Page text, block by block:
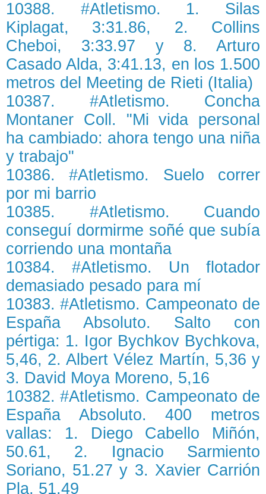
10388. #Atletismo. 1. Silas
Kiplagat, 3:31.86, 2. Collins
Cheboi, 3:33.97 y 8. Arturo
Casado Alda, 3:41.13, en los 1.500
metros del Meeting de Rieti (Italia)
10387. #Atletismo. Concha
Montaner Coll. "Mi vida personal
ha cambiado: ahora tengo una niña
y trabajo"
10386. #Atletismo. Suelo correr
por mi barrio
10385. #Atletismo. Cuando
conseguí dormirme soñé que subía
corriendo una montaña
10384. #Atletismo. Un flotador
demasiado pesado para mí
10383. #Atletismo. Campeonato de
España Absoluto. Salto con
pértiga: 1. Igor Bychkov Bychkova,
5,46, 2. Albert Vélez Martín, 5,36 y
3. David Moya Moreno, 5,16
10382. #Atletismo. Campeonato de
España Absoluto. 400 metros
vallas: 1. Diego Cabello Miñón,
50.61, 2. Ignacio Sarmiento
Soriano, 51.27 y 3. Xavier Carrión
Pla, 51.49